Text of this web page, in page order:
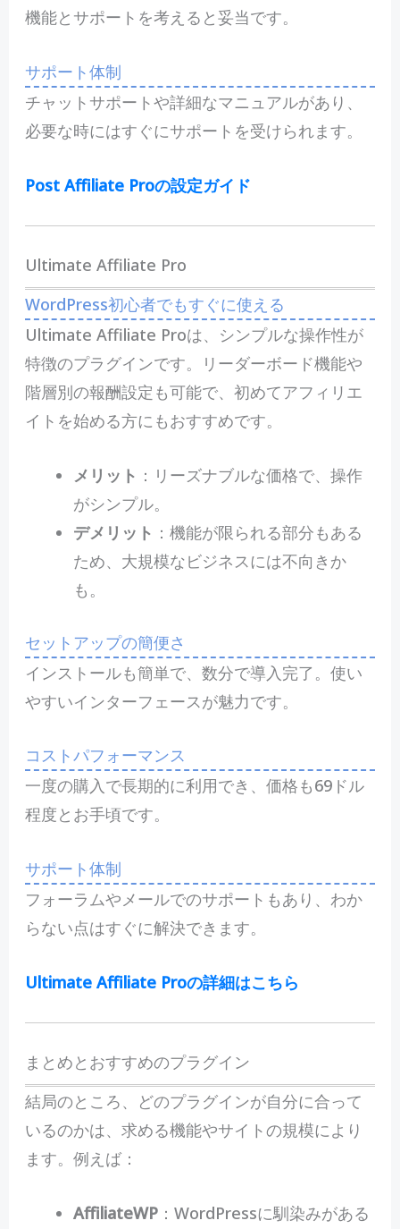
機能とサポートを考えると妥当です。
サポート体制
チャットサポートや詳細なマニュアルがあり、
必要な時にはすぐにサポートを受けられます。
Post Affiliate Proの設定ガイド
Ultimate Affiliate Pro
WordPress初心者でもすぐに使える
Ultimate Affiliate Proは、シンプルな操作性が
特徴のプラグインです。リーダーボード機能や
階層別の報酬設定も可能で、初めてアフィリエ
イトを始める方にもおすすめです。
メリット ：リーズナブルな価格で、操作
がシンプル。
デメリット ：機能が限られる部分もある
ため、大規模なビジネスには不向きか
も。
セットアップの簡便さ
インストールも簡単で、数分で導入完了。使い
やすいインターフェースが魅力です。
コストパフォーマンス
一度の購入で長期的に利用でき、価格も69ドル
程度とお手頃です。
サポート体制
フォーラムやメールでのサポートもあり、わか
らない点はすぐに解決できます。
Ultimate Affiliate Proの詳細はこちら
まとめとおすすめのプラグイン
結局のところ、どのプラグインが自分に合って
いるのかは、求める機能やサイトの規模により
ます。例えば：
AffiliateWP：WordPressに馴染みがある